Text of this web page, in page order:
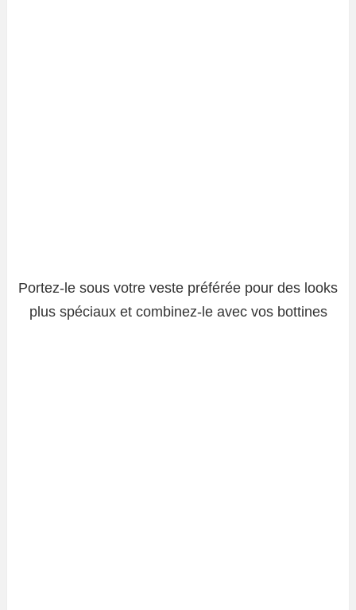
Portez-le sous votre veste préférée pour des looks
plus spéciaux et combinez-le avec vos bottines